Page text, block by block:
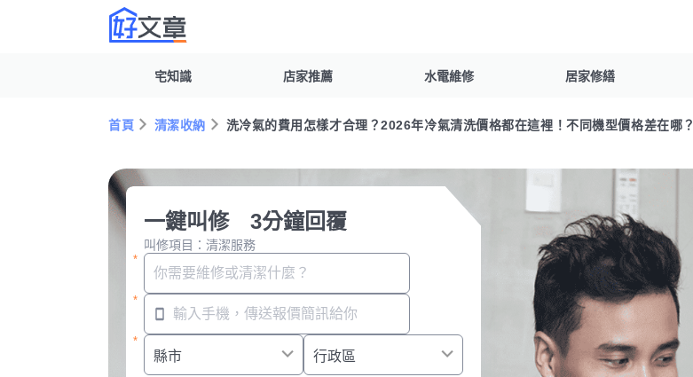
宅知識 店家推薦 水電維修 居家修繕
首頁 清潔收納 洗冷氣的費用怎樣才合理？2026年冷氣清洗價格都在這裡！不同機型價格差在哪？
一鍵叫修 3分鐘回覆
叫修項目：清潔服務